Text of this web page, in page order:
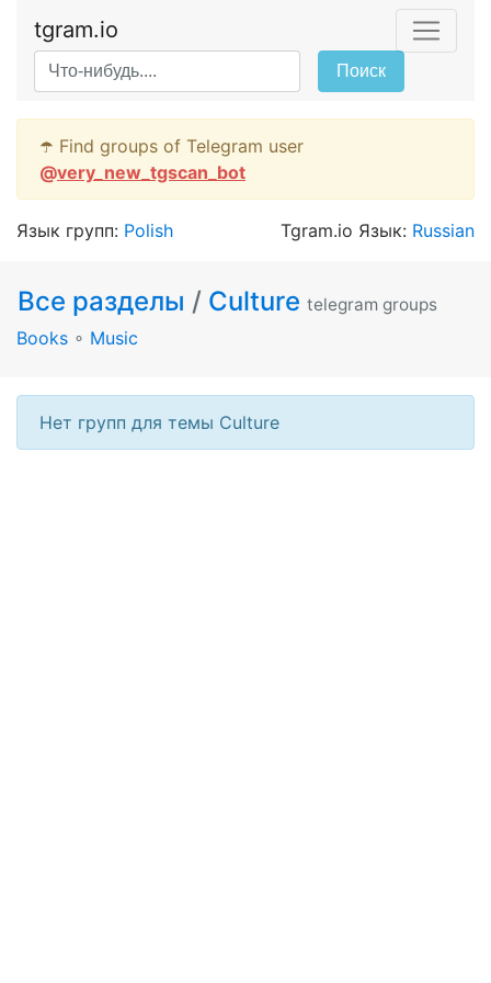
tgram.io
Поиск
☂️ Find groups of Telegram user
@very_new_tgscan_bot
Язык групп: Polish Tgram.io Язык: Russian
Все разделы / Culture telegram groups
Books ∘ Music
Нет групп для темы Culture